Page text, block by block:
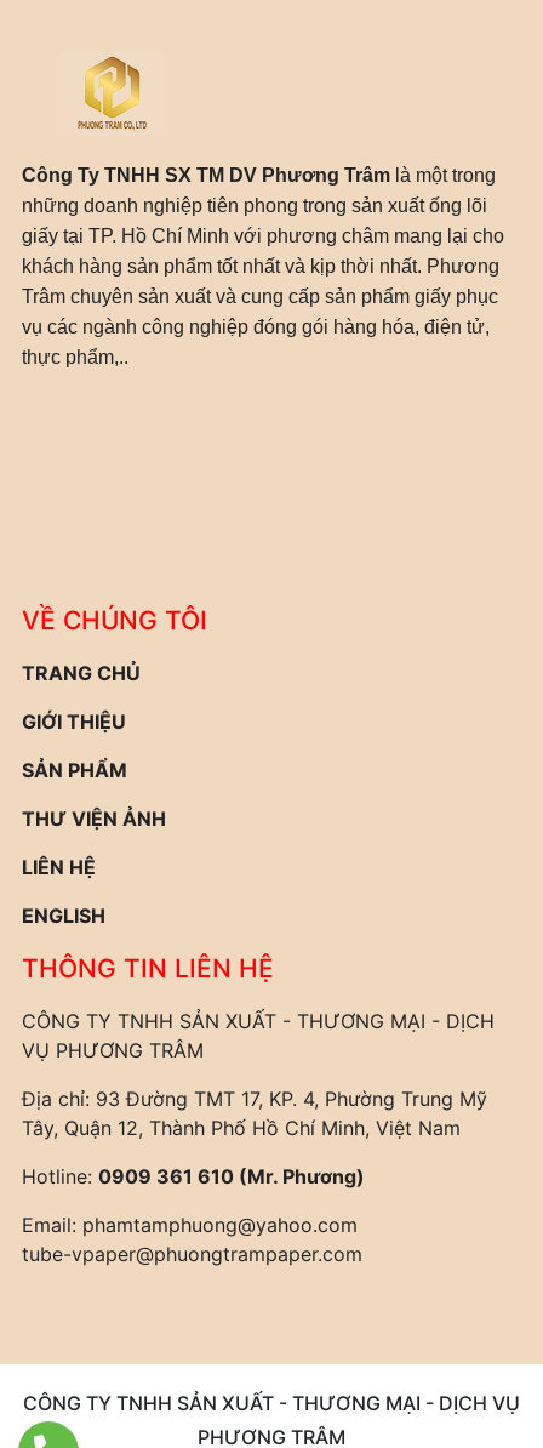
Công Ty TNHH SX TM DV Phương Trâm là một trong
những doanh nghiệp tiên phong trong sản xuất ống lõi
giấy tại TP. Hồ Chí Minh với phương châm mang lại cho
khách hàng sản phẩm tốt nhất và kịp thời nhất. Phương
Trâm chuyên sản xuất và cung cấp sản phẩm giấy phục
vụ các ngành công nghiệp đóng gói hàng hóa, điện tử,
thực phẩm,..
VỀ CHÚNG TÔI
TRANG CHỦ
GIỚI THIỆU
SẢN PHẨM
THƯ VIỆN ẢNH
LIÊN HỆ
ENGLISH
THÔNG TIN LIÊN HỆ
CÔNG TY TNHH SẢN XUẤT - THƯƠNG MẠI - DỊCH
VỤ PHƯƠNG TRÂM
Địa chỉ: 93 Đường TMT 17, KP. 4, Phường Trung Mỹ
Tây, Quận 12, Thành Phố Hồ Chí Minh, Việt Nam
Hotline: 0909 361 610 (Mr. Phương)
Email: phamtamphuong@yahoo.com
tube-vpaper@phuongtrampaper.com
CÔNG TY TNHH SẢN XUẤT - THƯƠNG MẠI - DỊCH VỤ
PHƯƠNG TRÂM